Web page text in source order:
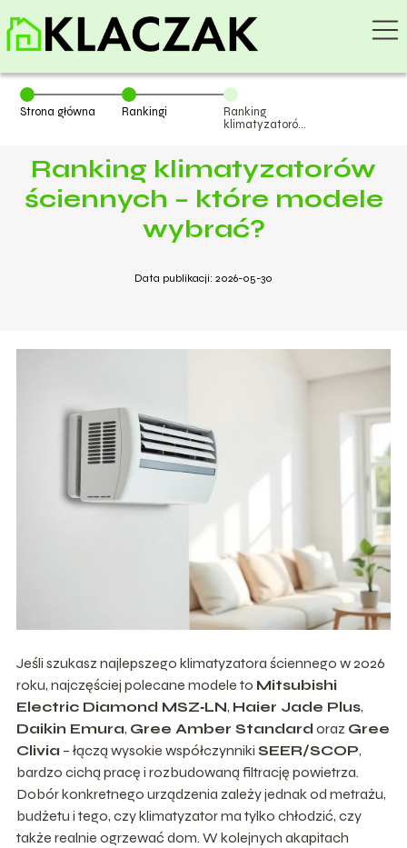
Strona główna Rankingi
Ranking
klimatyzatorów
wybrać?
Ranking klimatyzatorów
ściennych – które modele
wybrać?
Data publikacji: 2026-05-30
Jeśli szukasz najlepszego klimatyzatora ściennego w 2026
roku, najczęściej polecane modele to Mitsubishi
Electric Diamond MSZ‑LN, Haier Jade Plus,
Daikin Emura, Gree Amber Standard oraz Gree
Clivia – łączą wysokie współczynniki SEER/SCOP,
bardzo cichą pracę i rozbudowaną filtrację powietrza.
Dobór konkretnego urządzenia zależy jednak od metrażu,
budżetu i tego, czy klimatyzator ma tylko chłodzić, czy
także realnie ogrzewać dom. W kolejnych akapitach